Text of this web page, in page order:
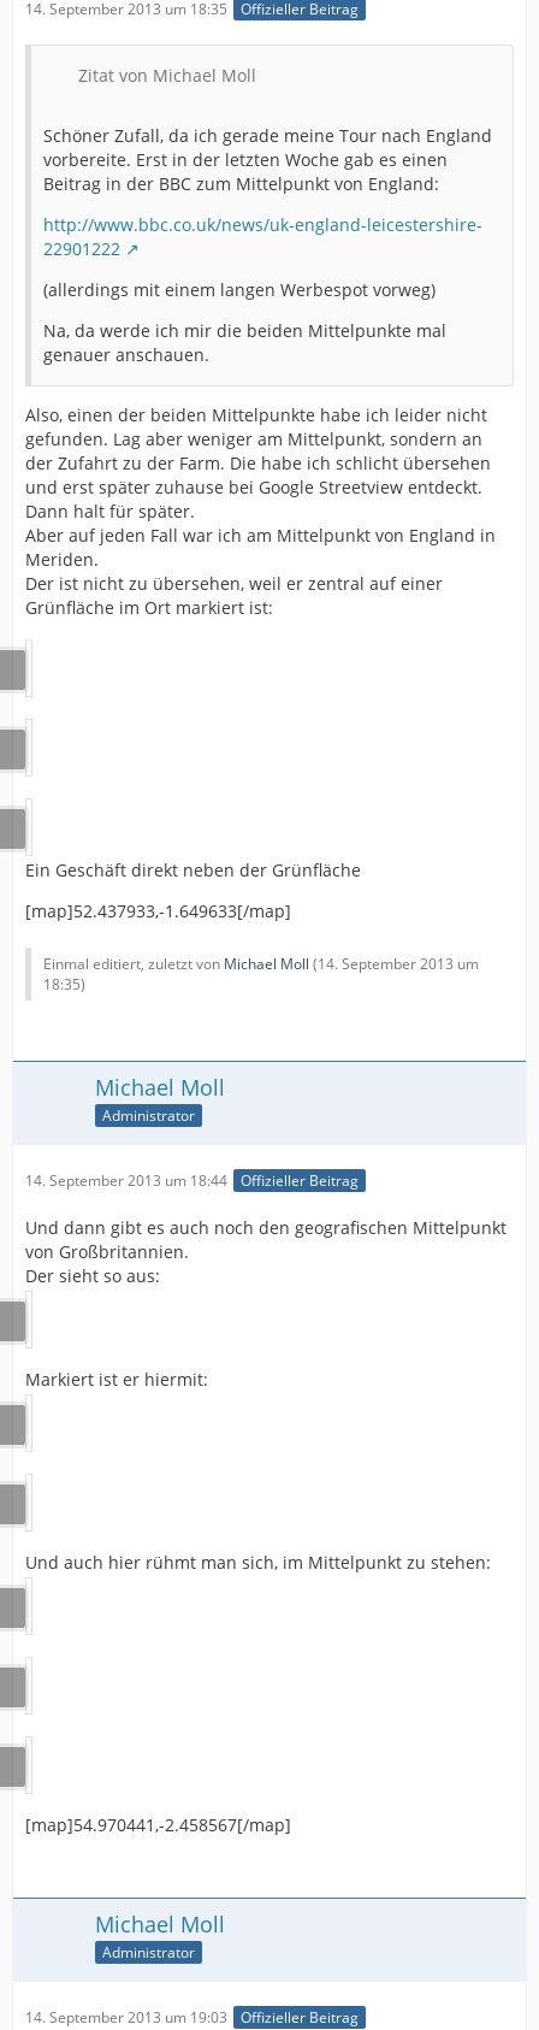
14. September 2013 um 18:35 Offizieller Beitrag
Zitat von Michael Moll
Schöner Zufall, da ich gerade meine Tour nach England
vorbereite. Erst in der letzten Woche gab es einen
Beitrag in der BBC zum Mittelpunkt von England:
http://www.bbc.co.uk/news/uk-england-leicestershire-
22901222
(allerdings mit einem langen Werbespot vorweg)
Na, da werde ich mir die beiden Mittelpunkte mal
genauer anschauen.
Also, einen der beiden Mittelpunkte habe ich leider nicht
gefunden. Lag aber weniger am Mittelpunkt, sondern an
der Zufahrt zu der Farm. Die habe ich schlicht übersehen
und erst später zuhause bei Google Streetview entdeckt.
Dann halt für später.
Aber auf jeden Fall war ich am Mittelpunkt von England in
Meriden.
Der ist nicht zu übersehen, weil er zentral auf einer
Grünfläche im Ort markiert ist:
Ein Geschäft direkt neben der Grünfläche
[map]52.437933,-1.649633[/map]
Einmal editiert, zuletzt von Michael Moll (14. September 2013 um
18:35)
Michael Moll
Administrator
14. September 2013 um 18:44 Offizieller Beitrag
Und dann gibt es auch noch den geografischen Mittelpunkt
von Großbritannien.
Der sieht so aus:
Markiert ist er hiermit:
Und auch hier rühmt man sich, im Mittelpunkt zu stehen:
[map]54.970441,-2.458567[/map]
Michael Moll
Administrator
14. September 2013 um 19:03 Offizieller Beitrag